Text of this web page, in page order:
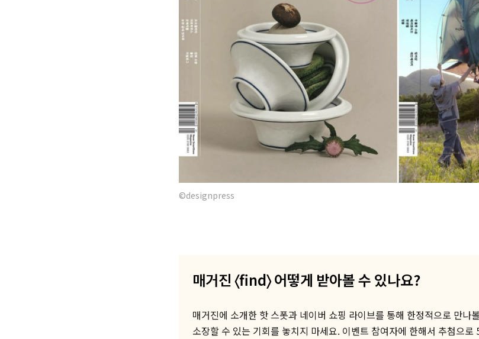
©designpress
매거진 〈find〉 어떻게 받아볼 수 있나요?
매거진에 소개한 핫 스폿과 네이버 쇼핑 라이브를 통해 한정적으로 만나
소장할 수 있는 기회를 놓치지 마세요. 이벤트 참여자에 한해서 추첨으로